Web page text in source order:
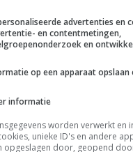
advertenties en
en contentmetingen,
en
op een apparaat opslaan
informatie
worden verwerkt en
unieke ID's en andere
opgeslagen door, geopend